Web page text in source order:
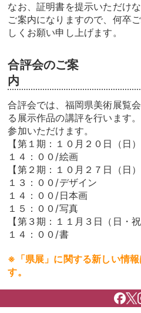
なお、証明書を提示いただけ
ご案内になりますので、何卒
しくお願い申し上げます。
合評会のご案
合評会では、福岡県美術展覧
る展示作品の講評を行います
参加いただけます。
【第１期：１０月２０日（日）
１４：００/絵画
【第２期：１０月２７日（日）
１３：００/デザイン
１４：００/日本画
１５：００/写真
【第３期：１１月３日（日・祝
１４：００/書
※「県展」に関する新しい情
す。